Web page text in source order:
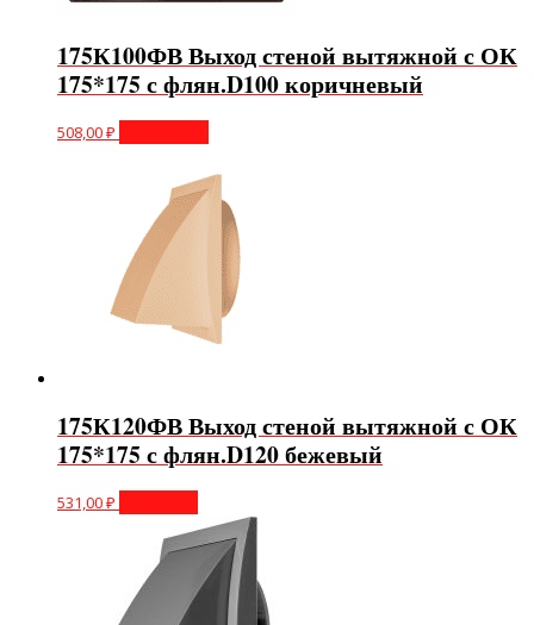
175К100ФВ Выход стеной вытяжной с ОК
175*175 с флян.D100 коричневый
508,00₽
175К120ФВ Выход стеной вытяжной с ОК
175*175 с флян.D120 бежевый
531,00₽